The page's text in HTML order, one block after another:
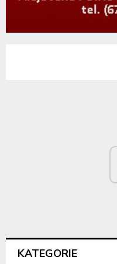
KATEGORIE